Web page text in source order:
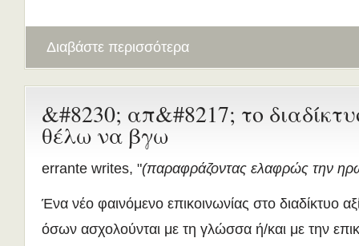
Διαβάστε περισσότερα
&#8230; απ&#8217; το
θέλω να βγω
errante writes, "(παραφράζοντας ελαφρώς την
Ένα νέο φαινόμενο επικοινωνίας στο διαδίκτυο
όσων ασχολούνται με τη γλώσσα ή/και με την